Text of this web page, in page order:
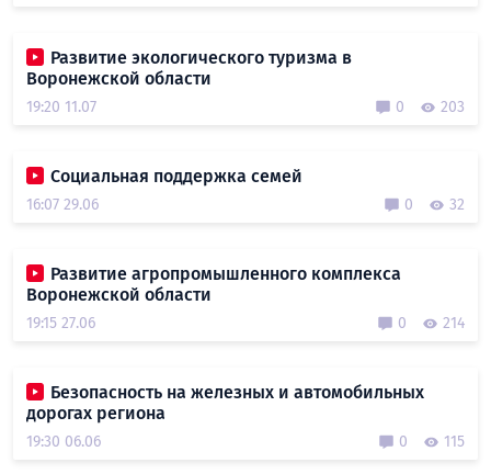
Развитие экологического туризма в
Воронежской области
19:20 11.07 0 203
Социальная поддержка семей
16:07 29.06 0 32
Развитие агропромышленного комплекса
Воронежской области
19:15 27.06 0 214
Безопасность на железных и автомобильных
дорогах региона
19:30 06.06 0 115